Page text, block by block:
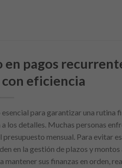
pagos
eficiencia
para garantizar una rutina
los detalles. Muchas personas
mensual. Para evitar
en la gestión de plazos y montos
sus finanzas en orden,